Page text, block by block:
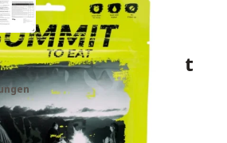
- Summit To Eat